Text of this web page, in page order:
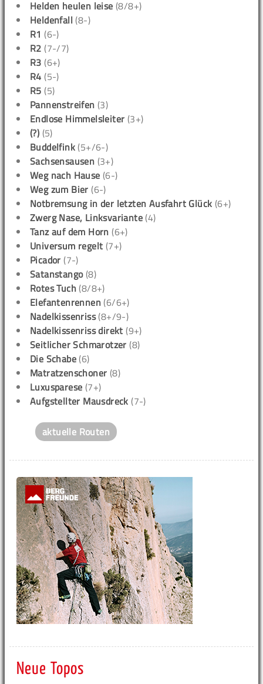
Helden heulen leise (8/8+)
Heldenfall (8-)
R1 (6-)
R2 (7-/7)
R3 (6+)
R4 (5-)
R5 (5)
Pannenstreifen (3)
Endlose Himmelsleiter (3+)
(?) (5)
Buddelfink (5+/6-)
Sachsensausen (3+)
Weg nach Hause (6-)
Weg zum Bier (6-)
Notbremsung in der letzten Ausfahrt Glück (6+)
Zwerg Nase, Linksvariante (4)
Tanz auf dem Horn (6+)
Universum regelt (7+)
Picador (7-)
Satanstango(8)
Rotes Tuch (8/8+)
Elefantenrennen (6/6+)
Nadelkissenriss(8+/9-)
Nadelkissenriss direkt (9+)
Seitlicher Schmarotzer (8)
Die Schabe (6)
Matratzenschoner (8)
Luxusparese (7+)
Aufgstellter Mausdreck (7-)
aktuelle Routen
Neue Topos